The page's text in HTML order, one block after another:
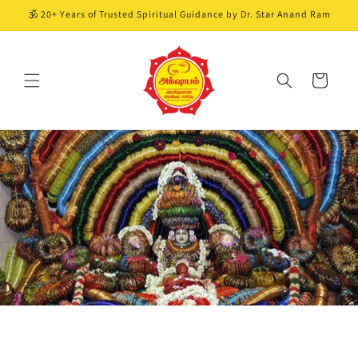
Skip to
🕉️ 20+ Years of Trusted Spiritual Guidance by Dr. Star Anand Ram
Cart